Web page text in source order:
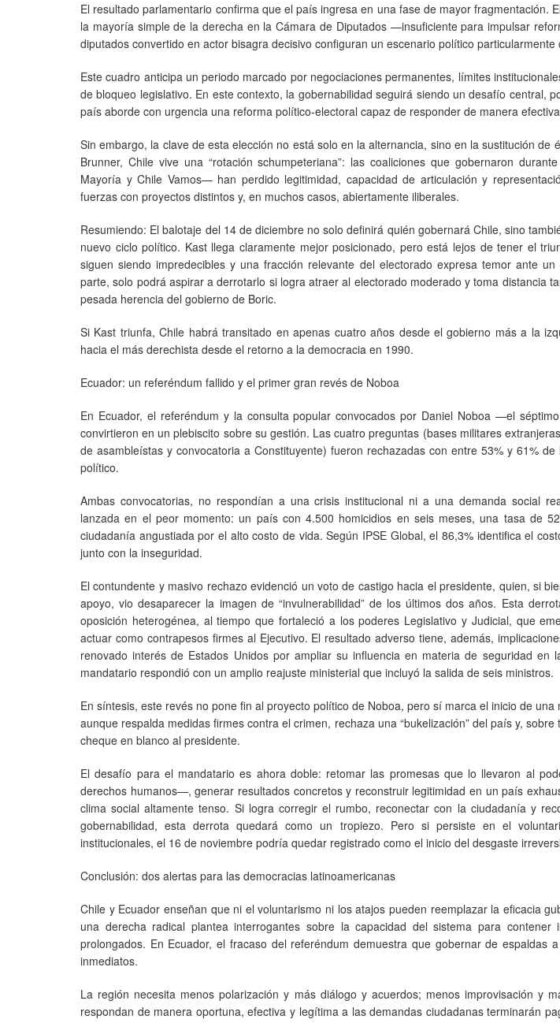
El resultado parlamentario confirma que el país ingresa en una fase de mayor fragmentación.
la mayoría simple de la derecha en la Cámara de Diputados —insuficiente para impulsar
diputados convertido en actor bisagra decisivo configuran un escenario político particularmente
Este cuadro anticipa un periodo marcado por negociaciones permanentes, límites
de bloqueo legislativo. En este contexto, la gobernabilidad seguirá siendo un desafío central,
país aborde con urgencia una reforma político-electoral capaz de responder de manera
Sin embargo, la clave de esta elección no está solo en la alternancia, sino en la sustitución de
Brunner, Chile vive una “rotación schumpeteriana”: las coaliciones que gobernaron
Mayoría y Chile Vamos— han perdido legitimidad, capacidad de articulación y
fuerzas con proyectos distintos y, en muchos casos, abiertamente iliberales.
Resumiendo: El balotaje del 14 de diciembre no solo definirá quién gobernará Chile, sino
nuevo ciclo político. Kast llega claramente mejor posicionado, pero está lejos de tener el
siguen siendo impredecibles y una fracción relevante del electorado expresa temor ante
parte, solo podrá aspirar a derrotarlo si logra atraer al electorado moderado y toma distancia
pesada herencia del gobierno de Boric.
Si Kast triunfa, Chile habrá transitado en apenas cuatro años desde el gobierno más a la
hacia el más derechista desde el retorno a la democracia en 1990.
Ecuador: un referéndum fallido y el primer gran revés de Noboa
En Ecuador, el referéndum y la consulta popular convocados por Daniel Noboa —el
convirtieron en un plebiscito sobre su gestión. Las cuatro preguntas (bases militares
de asambleístas y convocatoria a Constituyente) fueron rechazadas con entre 53% y 61%
político.
Ambas convocatorias, no respondían a una crisis institucional ni a una demanda social
lanzada en el peor momento: un país con 4.500 homicidios en seis meses, una tasa de
ciudadanía angustiada por el alto costo de vida. Según IPSE Global, el 86,3% identifica el
junto con la inseguridad.
El contundente y masivo rechazo evidenció un voto de castigo hacia el presidente, quien, si
apoyo, vio desaparecer la imagen de “invulnerabilidad” de los últimos dos años. Esta
oposición heterogénea, al tiempo que fortaleció a los poderes Legislativo y Judicial, que
actuar como contrapesos firmes al Ejecutivo. El resultado adverso tiene, además,
renovado interés de Estados Unidos por ampliar su influencia en materia de seguridad en
mandatario respondió con un amplio reajuste ministerial que incluyó la salida de seis ministros.
En síntesis, este revés no pone fin al proyecto político de Noboa, pero sí marca el inicio de
aunque respalda medidas firmes contra el crimen, rechaza una “bukelización” del país y,
cheque en blanco al presidente.
El desafío para el mandatario es ahora doble: retomar las promesas que lo llevaron al
derechos humanos—, generar resultados concretos y reconstruir legitimidad en un país
clima social altamente tenso. Si logra corregir el rumbo, reconectar con la ciudadanía y
gobernabilidad, esta derrota quedará como un tropiezo. Pero si persiste en el
institucionales, el 16 de noviembre podría quedar registrado como el inicio del desgaste
Conclusión: dos alertas para las democracias latinoamericanas
Chile y Ecuador enseñan que ni el voluntarismo ni los atajos pueden reemplazar la eficacia
una derecha radical plantea interrogantes sobre la capacidad del sistema para contener
prolongados. En Ecuador, el fracaso del referéndum demuestra que gobernar de espaldas
inmediatos.
La región necesita menos polarización y más diálogo y acuerdos; menos improvisación y
respondan de manera oportuna, efectiva y legítima a las demandas ciudadanas terminarán